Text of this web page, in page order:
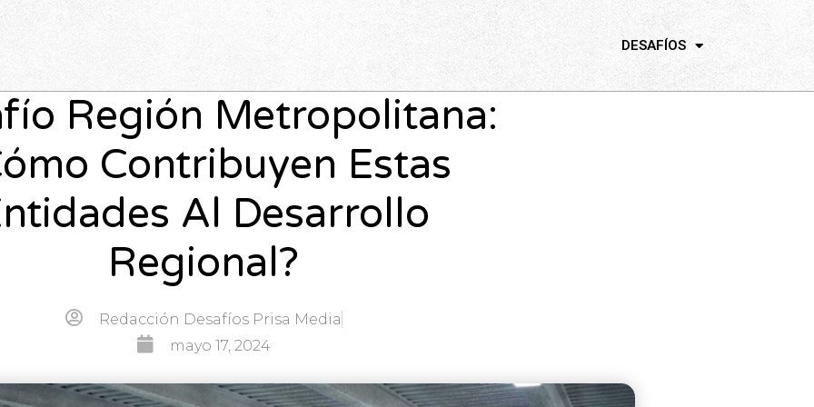
DESAFÍOS
Región Metropolitana:
Contribuyen Estas
Al Desarrollo
Regional?
Redacción Desafíos Prisa Media
mayo 17, 2024